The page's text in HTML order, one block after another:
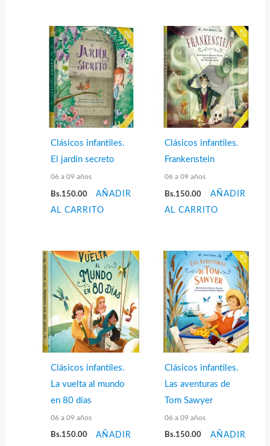
Clásicos infantiles.
El jardín secreto
06 a 09 años
Bs.150.00
AÑADIR
AL CARRITO
Clásicos infantiles.
Frankenstein
06 a 09 años
Bs.150.00
AÑADIR
AL CARRITO
Clásicos infantiles.
La vuelta al mundo
en 80 días
06 a 09 años
Bs.150.00
AÑADIR
Clásicos infantiles.
Las aventuras de
Tom Sawyer
06 a 09 años
Bs.150.00
AÑADIR